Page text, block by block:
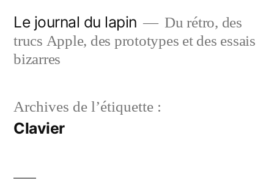
contenu
Le journal du lapin
Du rétro, des
trucs Apple, des prototypes et des essais
bizarres
Archives de l’étiquette :
Clavier